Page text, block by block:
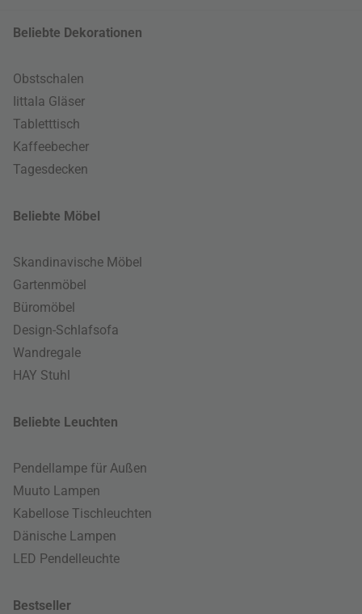
Beliebte Dekorationen
Obstschalen
Iittala Gläser
Tabletttisch
Kaffeebecher
Tagesdecken
Beliebte Möbel
Skandinavische Möbel
Gartenmöbel
Büromöbel
Design-Schlafsofa
Wandregale
HAY Stuhl
Beliebte Leuchten
Pendellampe für Außen
Muuto Lampen
Kabellose Tischleuchten
Dänische Lampen
LED Pendelleuchte
Bestseller